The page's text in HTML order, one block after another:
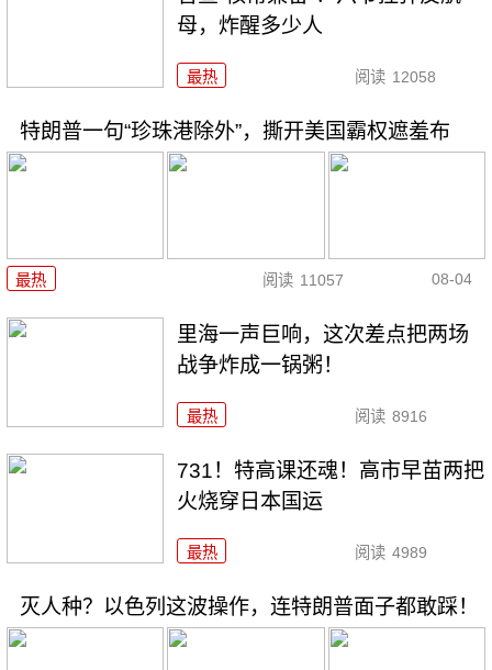
母，炸醒多少人
最热 阅读 12058
特朗普一句“珍珠港除外”，撕开美国霸权遮羞布
最热 阅读 11057 08-04
里海一声巨响，这次差点把两场
战争炸成一锅粥！
最热 阅读 8916
731！特高课还魂！高市早苗两把
火烧穿日本国运
最热 阅读 4989
灭人种？以色列这波操作，连特朗普面子都敢踩！